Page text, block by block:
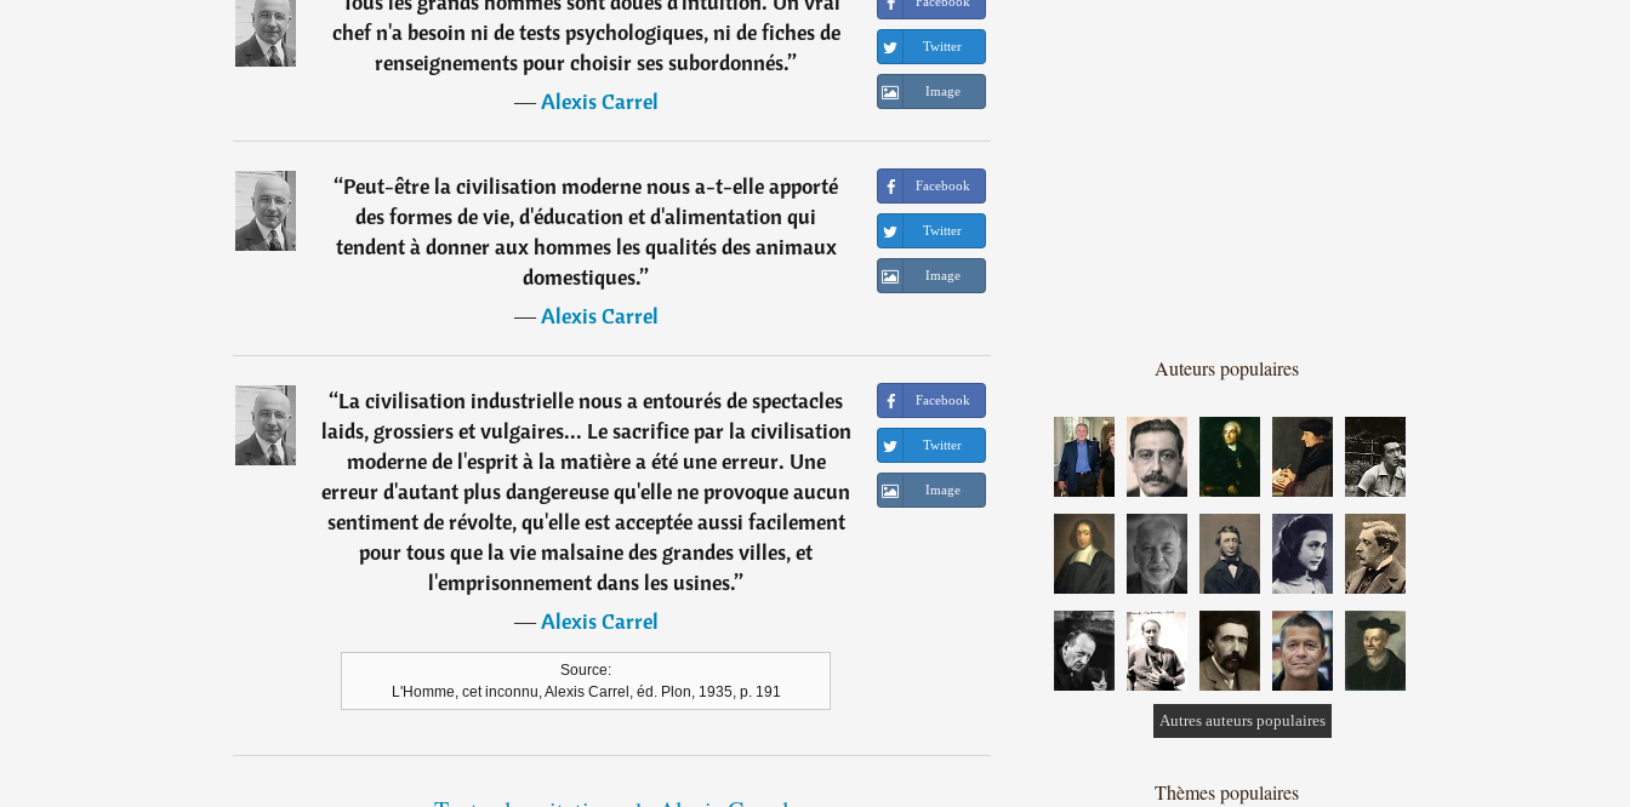
chef n'a besoin ni de tests psychologiques, ni de fiches de
renseignements pour choisir ses subordonnés.”
―Alexis Carrel
Twitter
Image
“Peut-être la civilisation moderne nous a-t-elle apporté
des formes de vie, d'éducation et d'alimentation qui
tendent à donner aux hommes les qualités des animaux
domestiques.”
―Alexis Carrel
Facebook
Twitter
Image
“La civilisation industrielle nous a entourés de spectacles
laids, grossiers et vulgaires... Le sacrifice par la civilisation
moderne de l'esprit à la matière a été une erreur. Une
erreur d'autant plus dangereuse qu'elle ne provoque aucun
sentiment de révolte, qu'elle est acceptée aussi facilement
pour tous que la vie malsaine des grandes villes, et
l'emprisonnement dans les usines.”
―Alexis Carrel
Source:
L'Homme, cet inconnu, Alexis Carrel, éd. Plon, 1935, p. 191
Facebook
Twitter
Image
Auteurs populaires
Autres auteurs populaires
Thèmes populaires